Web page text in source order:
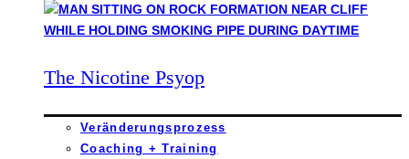
The Nicotine Psyop
Veränderungsprozess
Coaching + Training